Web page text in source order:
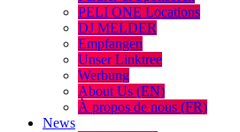
PELI ONE Locations
DJ MELDER
Empfangen
Unser Linktree
Werbung
About Us (EN)
À propos de nous (FR)
News